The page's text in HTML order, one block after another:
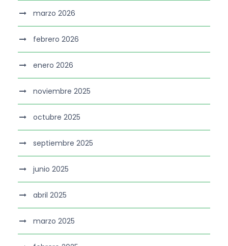
marzo 2026
febrero 2026
enero 2026
noviembre 2025
octubre 2025
septiembre 2025
junio 2025
abril 2025
marzo 2025